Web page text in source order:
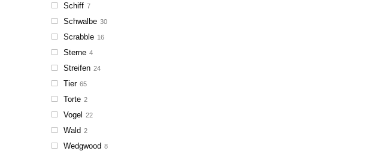
Schiff 7
Schwalbe 30
Scrabble 16
Sterne 4
Streifen 24
Tier 65
Torte 2
Vogel 22
Wald 2
Wedgwood 8